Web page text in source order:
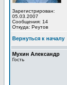
Зарегистрирован:
05.03.2007
Сообщения: 14
Откуда: Реутов
Вернуться к началу
Мухин Александр
Гость